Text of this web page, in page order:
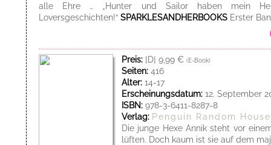
alle Ehre … „Hunter und Sailor haben mein
Loversgeschichten!“ SPARKLESANDHERBOOKS Erster
Preis: [D] 9,99 € (E-Book)
Seiten: 416
Alter: 14-17
Erscheinungsdatum: 12. September
ISBN: 978-3-6411-8287-8
Verlag: Penguin Random House
Die junge Hexe Annik steht vor
lüften. Doch kaum ist sie auf dem